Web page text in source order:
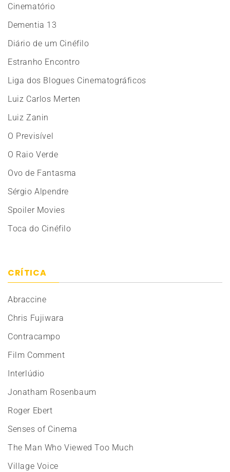
Cinematório
Dementia 13
Diário de um Cinéfilo
Estranho Encontro
Liga dos Blogues Cinematográficos
Luiz Carlos Merten
Luiz Zanin
O Previsível
O Raio Verde
Ovo de Fantasma
Sérgio Alpendre
Spoiler Movies
Toca do Cinéfilo
CRÍTICA
Abraccine
Chris Fujiwara
Contracampo
Film Comment
Interlúdio
Jonatham Rosenbaum
Roger Ebert
Senses of Cinema
The Man Who Viewed Too Much
Village Voice